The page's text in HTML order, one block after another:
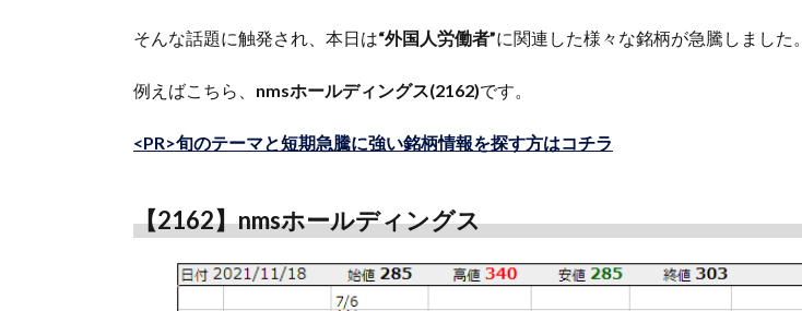
そんな話題に触発され、本日は“外国人労働者”に関連した様々な銘柄が急騰しました。
例えばこちら、 nmsホールディングス(2162)です。
<PR>旬のテーマと短期急騰に強い銘柄情報を探す方はコチラ
【2162】nmsホールディングス